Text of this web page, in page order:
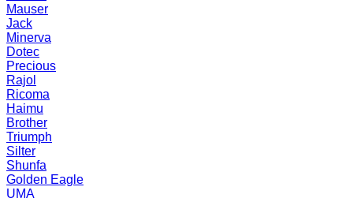
Mauser
Jack
Minerva
Dotec
Precious
Rajol
Ricoma
Haimu
Brother
Triumph
Silter
Shunfa
Golden Eagle
UMA